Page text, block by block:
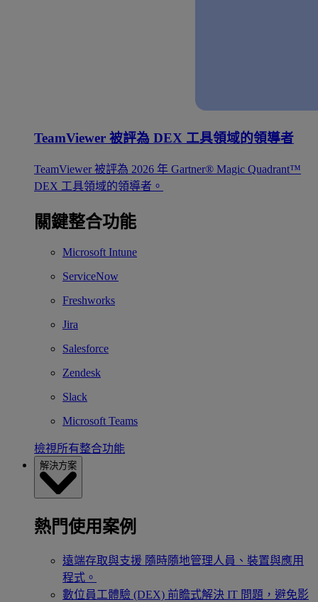
TeamViewer 被評為 DEX 工具領域的領導者
TeamViewer 被評為 2026 年 Gartner® Magic Quadrant™
DEX 工具領域的領導者。
關鍵整合功能
Microsoft Intune
ServiceNow
Freshworks
Jira
Salesforce
Zendesk
Slack
Microsoft Teams
檢視所有整合功能
解決方案
熱門使用案例
遠端存取與支援 隨時隨地管理人員、裝置與應用
程式。
數位員工體驗 (DEX) 前瞻式解決 IT 問題，避免影